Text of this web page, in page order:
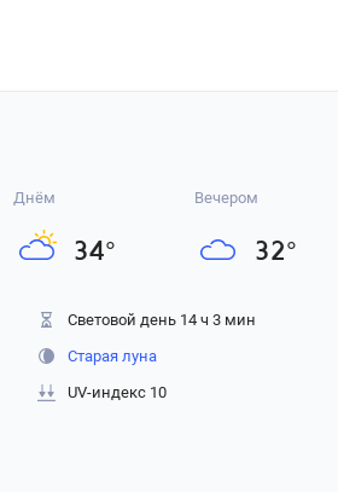
Днём
34°
Вечером
32°
Световой день 14 ч 3 мин
Старая луна
UV-индекс 10